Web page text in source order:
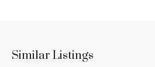
Similar Listings